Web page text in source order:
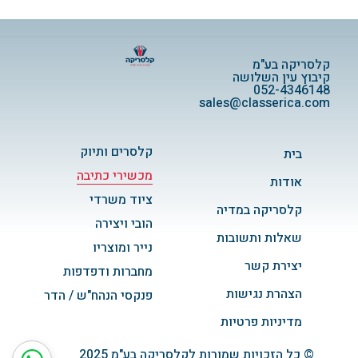
קלסרים ותיוק
מכשירי כתיבה
ציוד משרדי
הובי ויצירה
נייר ומוצריו
מחברות ודפדפות
פנקסי הנהח"ש / הדר
בית
אודות
קלסריקה במדיה
שאלות ותשובות
יצירת קשר
הצהרת נגישות
מדיניות פרטיות
קלסריקה בע"מ
קיבוץ עין השלושה
052-4346148
sales@classerica.com